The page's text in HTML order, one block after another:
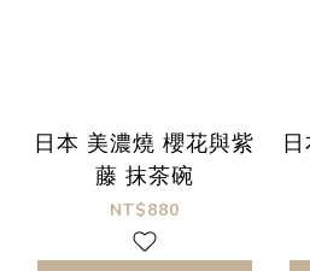
日本 美濃燒 櫻花與紫
藤 抹茶碗
NT$880